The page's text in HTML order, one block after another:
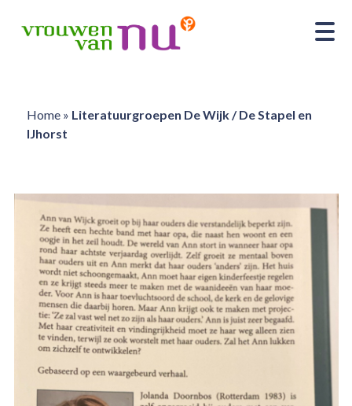
Home» Literatuurgroepen De Wijk / De Stapel en
IJhorst